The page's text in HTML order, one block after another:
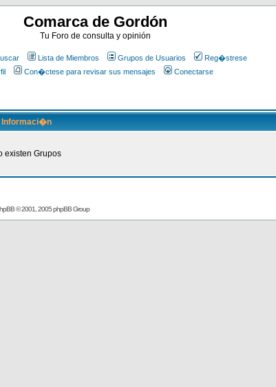
Comarca de Gordón
Tu Foro de consulta y opinión
Lista de Miembros Grupos de Usuarios
Reg�strese
Con�ctese para revisar sus mensajes Conectarse
Informaci�n
existen Grupos
© 2001, 2005 phpBB Group